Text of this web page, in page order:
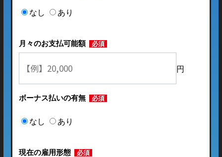
なし あり
月々のお支払可能額 必須
円
ボーナス払いの有無 必須
なし あり
現在の雇用形態 必須